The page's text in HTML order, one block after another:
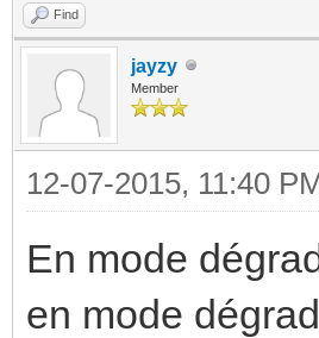
Find
jayzy
Member
12-07-2015, 11:40
En mode
en mode